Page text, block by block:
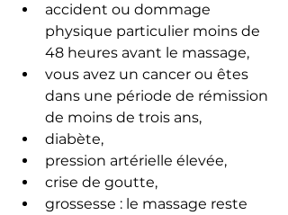
accident ou dommage
physique particulier moins de
48 heures avant le massage,
vous avez un cancer ou êtes
dans une période de rémission
de moins de trois ans,
diabète,
pression artérielle élevée,
crise de goutte,
grossesse : le massage reste